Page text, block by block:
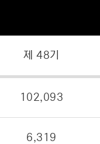
제 48기
102,093
6,319